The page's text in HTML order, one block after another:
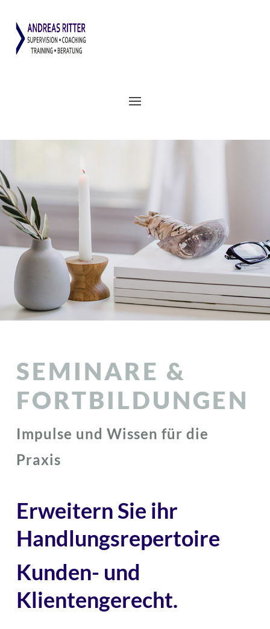
SEMINARE &
FORTBILDUNGEN
Impulse und Wissen für die
Praxis
Erweitern Sie ihr
Handlungsrepertoire
Kunden- und
Klientengerecht.